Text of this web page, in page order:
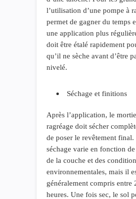
l’utilisation d’une pompe à
permet de gagner du temps
une application plus
doit être étalé rapidement
qu’il ne sèche avant d’être
nivelé.
Séchage et finitions
Après l’application, le
ragréage doit sécher
de poser le revêtement final.
séchage varie en fonction de
de la couche et des
environnementales, mais il
généralement compris entre
heures. Une fois sec, le sol